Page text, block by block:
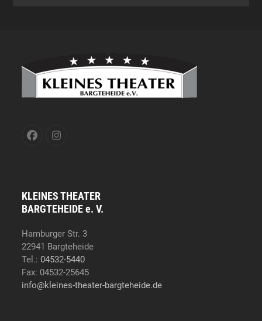
FacebookInstagram
KLEINES THEATER
BARGTEHEIDE e. V.
Hamburger Str. 3
22941 Bargteheide
Tel.:04532-5440
Fax: 04532-25645
info@kleines-theater-bargteheide.de